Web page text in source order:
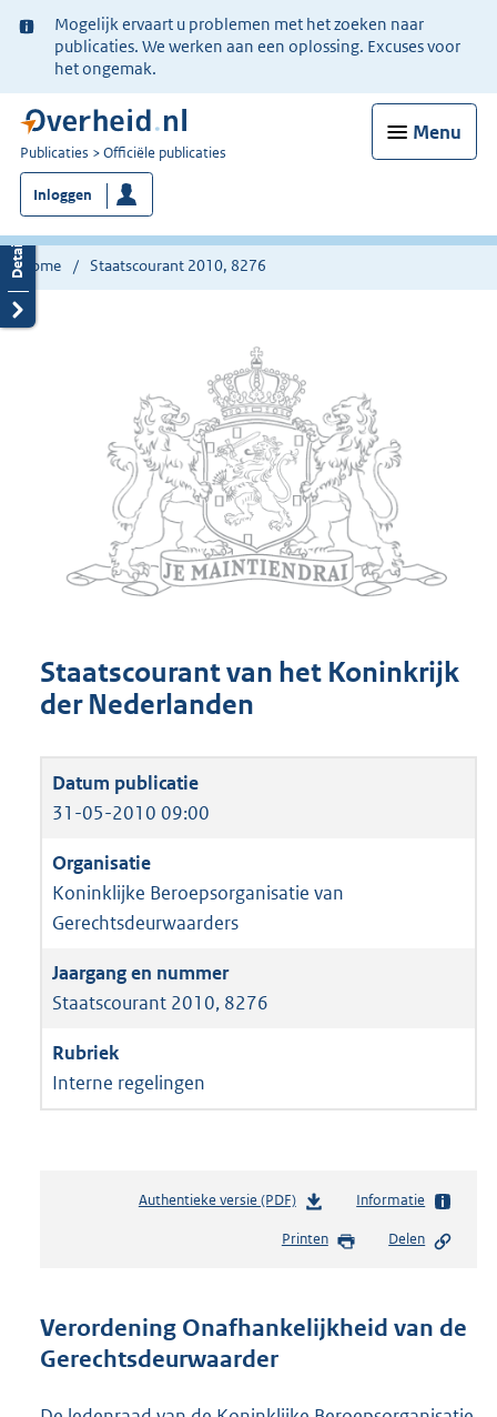
Ter
informatie:
Mogelijk ervaart u problemen met het zoeken naar
publicaties. We werken aan een oplossing. Excuses voor
het ongemak.
Menu
U
bent
nu
hier:
Publicaties Officiële publicaties
Inloggen
Home Staatscourant 2010, 8276
Staatscourant van het Koninkrijk
der Nederlanden
31-05-2010 09:00
Koninklijke Beroepsorganisatie van
Gerechtsdeurwaarders
Staatscourant 2010, 8276
Interne regelingen
Authentieke versie (PDF)b
s
d
r
Informatie
Printen Delen
Verordening Onafhankelijkheid van de
Gerechtsdeurwaarder